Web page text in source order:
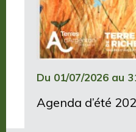
Du 01/07/2026 au
Agenda d’été